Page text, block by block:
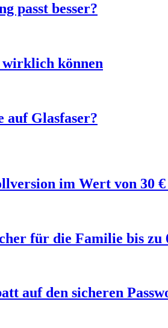
passt besser?
können
Glasfaser?
im Wert von 30
für die Familie bis zu
auf den sicheren